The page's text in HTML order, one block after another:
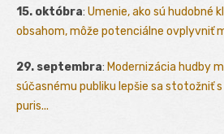
15. októbra: Umenie, ako sú hudobné
obsahom, môže potenciálne ovplyvniť
29. septembra: Modernizácia hudby
súčasnému publiku lepšie sa stotožniť
puris...